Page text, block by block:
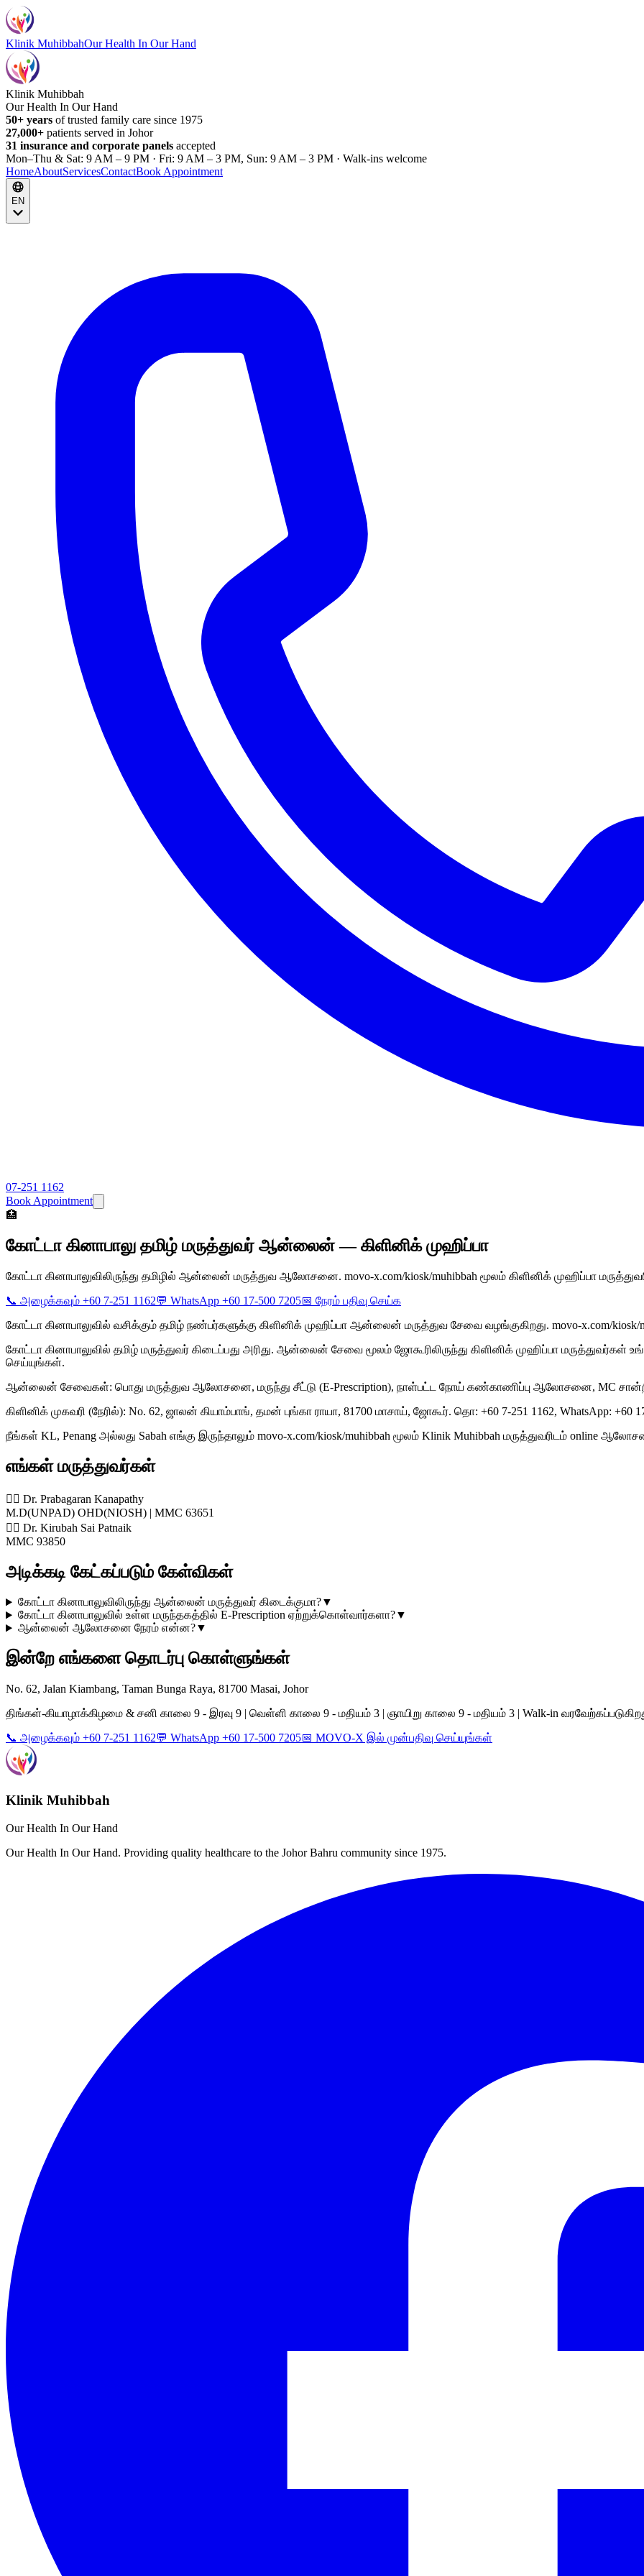
Klinik MuhibbahOur Health In Our Hand
Klinik Muhibbah
Our Health In Our Hand
50+ years of trusted family care since 1975
27,000+ patients served in Johor
31 insurance and corporate panels accepted
Mon–Thu & Sat: 9 AM – 9 PM · Fri: 9 AM – 3 PM, Sun: 9 AM – 3 PM · Walk-ins welcome
HomeAboutServicesContactBook Appointment
EN
07-251 1162
Book Appointment
🏥
கோட்டா கினாபாலு தமிழ் மருத்துவர் ஆன்லைன் — கிளினிக் முஹிப்பா
கோட்டா கினாபாலுவிலிருந்து தமிழில் ஆன்லைன் மருத்துவ ஆலோசனை. movo-x.com/kiosk/muhibbah மூலம் கிளினிக் முஹிப்பா
📞 அழைக்கவும் +60 7-251 1162💬 WhatsApp +60 17-500 7205📅 நேரம் பதிவு செய்க
கோட்டா கினாபாலுவில் வசிக்கும் தமிழ் நண்பர்களுக்கு கிளினிக் முஹிப்பா ஆன்லைன் மருத்துவ சேவை வழங்குகிறது. movo-x.com/
கோட்டா கினாபாலுவில் தமிழ் மருத்துவர் கிடைப்பது அரிது. ஆன்லைன் சேவை மூலம் ஜோகூரிலிருந்து கிளினிக் முஹிப்பா மருத்துவர்கள்
செய்யுங்கள்.
ஆன்லைன் சேவைகள்: பொது மருத்துவ ஆலோசனை, மருந்து சீட்டு (E-Prescription), நாள்பட்ட நோய் கண்காணிப்பு ஆலோசனை, MC
கிளினிக் முகவரி (நேரில்): No. 62, ஜாலன் கியாம்பாங், தமன் புங்கா ராயா, 81700 மாசாய், ஜோகூர். தொ: +60 7-251 1162, WhatsApp: +60
நீங்கள் KL, Penang அல்லது Sabah எங்கு இருந்தாலும் movo-x.com/kiosk/muhibbah மூலம் Klinik Muhibbah மருத்துவரிடம் online
எங்கள் மருத்துவர்கள்
👨‍⚕️ Dr. Prabagaran Kanapathy
M.D(UNPAD) OHD(NIOSH) | MMC 63651
👨‍⚕️ Dr. Kirubah Sai Patnaik
MMC 93850
அடிக்கடி கேட்கப்படும் கேள்விகள்
கோட்டா கினாபாலுவிலிருந்து ஆன்லைன் மருத்துவர் கிடைக்குமா?▼
கோட்டா கினாபாலுவில் உள்ள மருந்தகத்தில் E-Prescription ஏற்றுக்கொள்வார்களா?▼
ஆன்லைன் ஆலோசனை நேரம் என்ன?▼
இன்றே எங்களை தொடர்பு கொள்ளுங்கள்
No. 62, Jalan Kiambang, Taman Bunga Raya, 81700 Masai, Johor
திங்கள்-கியாழாக்கிழமை & சனி காலை 9 - இரவு 9 | வெள்ளி காலை 9 - மதியம் 3 | ஞாயிறு காலை 9 - மதியம் 3 | Walk-in
📞 அழைக்கவும் +60 7-251 1162💬 WhatsApp +60 17-500 7205📅 MOVO-X இல் முன்பதிவு செய்யுங்கள்
Klinik Muhibbah
Our Health In Our Hand
Our Health In Our Hand. Providing quality healthcare to the Johor Bahru community since 1975.